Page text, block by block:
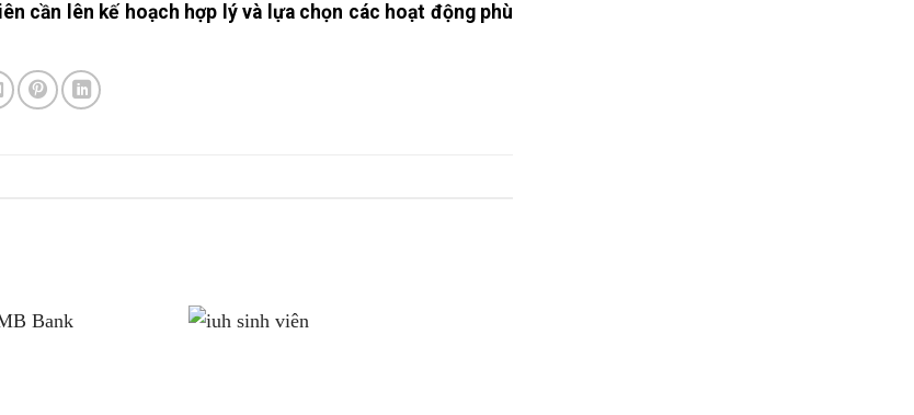
cần lên kế hoạch hợp lý và lựa chọn các hoạt động phù